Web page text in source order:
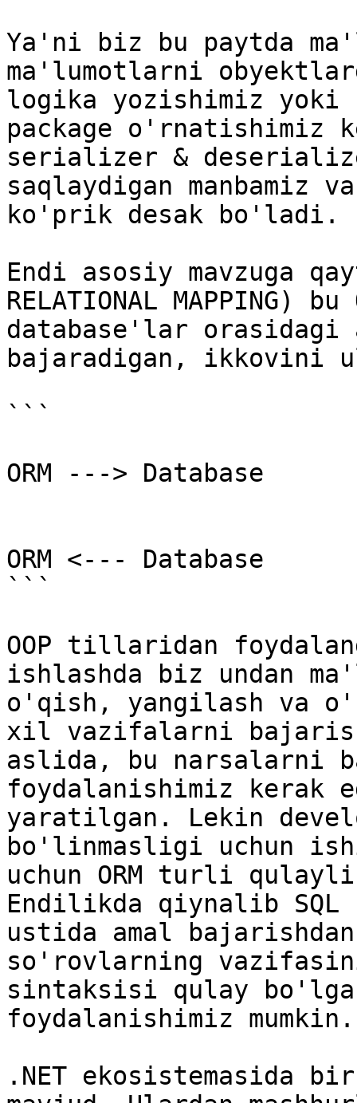
Ya'ni biz bu paytda
ma'lumotlarni
logika yozishimiz yoki
package o'rnatishimiz
serializer &
saqlaydigan manbamiz
ko'prik desak bo'ladi.
Endi asosiy mavzuga
RELATIONAL MAPPING)
database'lar orasidagi
bajaradigan, ikkovini
```
ORM ---> Database
ORM <--- Database
```
OOP tillaridan
ishlashda biz undan
o'qish, yangilash va
xil vazifalarni
aslida, bu narsalarni
foydalanishimiz kerak
yaratilgan. Lekin
bo'linmasligi uchun
uchun ORM turli
Endilikda qiynalib
ustida amal
so'rovlarning
sintaksisi qulay
foydalanishimiz mumkin.
.NET ekosistemasida